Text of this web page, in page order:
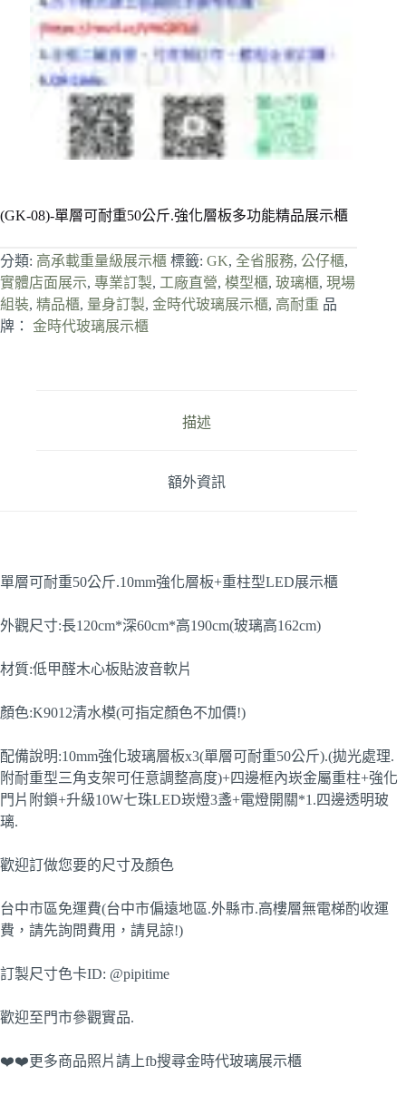
(GK-08)-單層可耐重50公斤.強化層板多功能精品展示櫃
分類: 高承載重量級展示櫃 標籤: GK, 全省服務, 公仔櫃,
實體店面展示, 專業訂製, 工廠直營, 模型櫃, 玻璃櫃, 現場
組裝, 精品櫃, 量身訂製, 金時代玻璃展示櫃, 高耐重 品
牌： 金時代玻璃展示櫃
描述
額外資訊
單層可耐重50公斤.10mm強化層板+重柱型LED展示櫃
外觀尺寸:長120cm*深60cm*高190cm(玻璃高162cm)
材質:低甲醛木心板貼波音軟片
顏色:K9012清水模(可指定顏色不加價!)
配備說明:10mm強化玻璃層板x3(單層可耐重50公斤).(拋光處理.
附耐重型三角支架可任意調整高度)+四邊框內崁金屬重柱+強化
門片附鎖+升級10W七珠LED崁燈3盞+電燈開關*1.四邊透明玻
璃.
歡迎訂做您要的尺寸及顏色
台中市區免運費(台中市偏遠地區.外縣市.高樓層無電梯酌收運
費，請先詢問費用，請見諒!)
訂製尺寸色卡ID: @pipitime
歡迎至門市參觀實品.
❤️❤️更多商品照片請上fb搜尋金時代玻璃展示櫃